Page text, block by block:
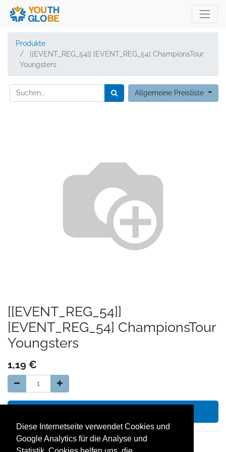
Diese Internetseite verwendet Cookies und
Google Analytics für die Analyse und
Produkte
[[EVENT_REG_54]] [EVENT_REG_54] ChampionsTour
Youngsters
Allgemeine Preisliste
[[EVENT_REG_54]]
[EVENT_REG_54] ChampionsTour
Youngsters
1,19 €
14 Tage Geld zurück Garantie